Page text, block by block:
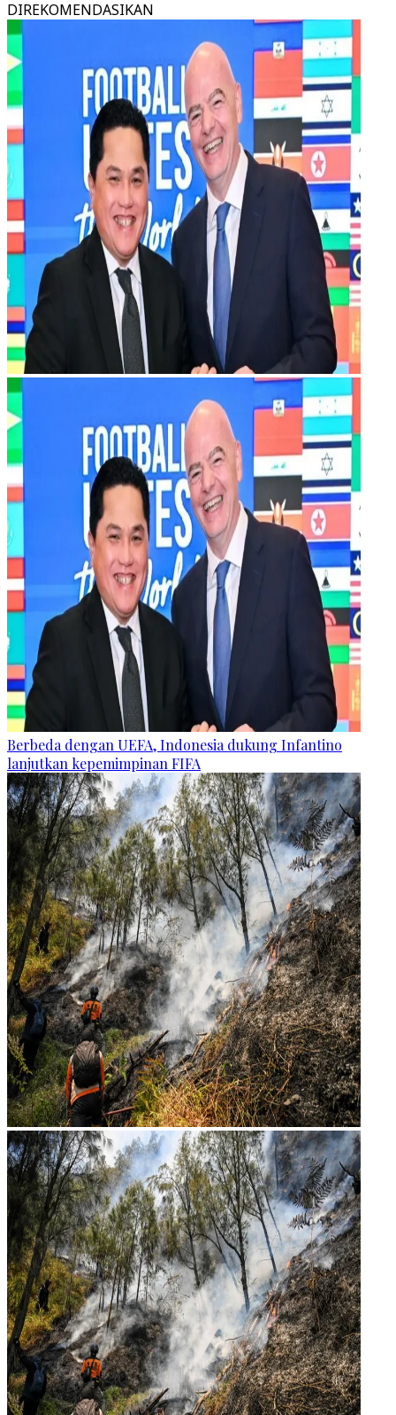
DIREKOMENDASIKAN
Berbeda dengan UEFA, Indonesia dukung Infantino
lanjutkan kepemimpinan FIFA